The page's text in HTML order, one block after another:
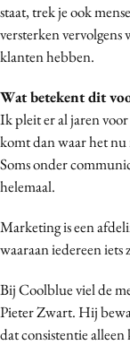
staat, trek je ook
versterken vervolgens
klanten hebben.
Wat betekent dit
Ik pleit er al jaren
komt dan waar het nu
Soms onder
helemaal.
Marketing is een
waaraan iedereen iets
Bij Coolblue viel de
Pieter Zwart. Hij
dat consistentie